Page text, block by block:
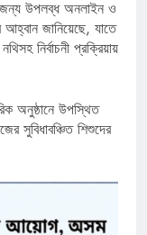
জন্য উপলব্ধ অনলাইন ও
জানিয়েছে, যাতে
নির্বাচনী প্রক্রিয়ায়
অনুষ্ঠানে উপস্থিত
সুবিধাবঞ্চিত শিশুদের